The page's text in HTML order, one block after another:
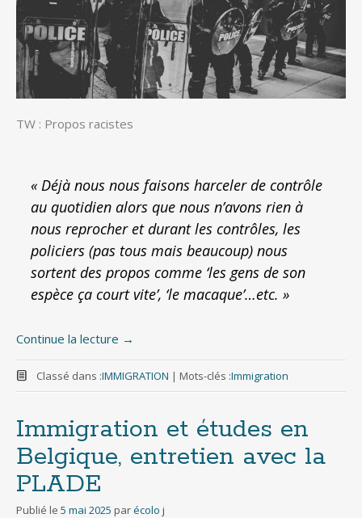
TW : Propos racistes
« Déjà nous nous faisons harceler de contrôle
au quotidien alors que nous n’avons rien à
nous reprocher et durant les contrôles, les
policiers (pas tous mais beaucoup) nous
sortent des propos comme ‘les gens de son
espèce ça court vite’, ‘le macaque’…etc. »
Continue la lecture →
Classé dans :IMMIGRATION | Mots-clés :Immigration
Immigration et études en
Belgique, entretien avec la
PLADE
Publié le 5 mai 2025 parécolo j